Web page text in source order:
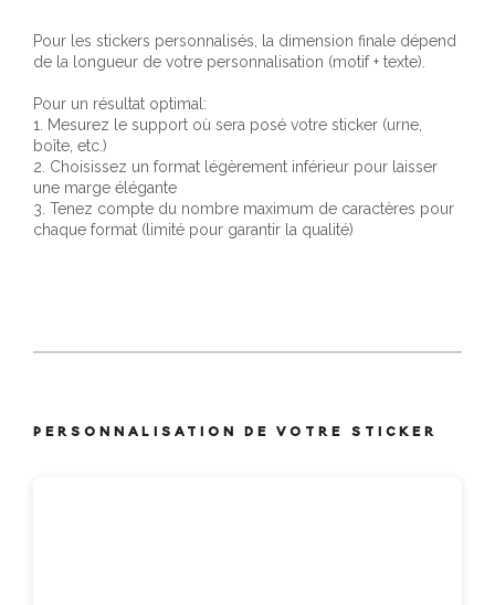
Pour les stickers personnalisés, la dimension finale dépend
de la longueur de votre personnalisation (motif + texte).
Pour un résultat optimal:
1. Mesurez le support où sera posé votre sticker (urne,
boîte, etc.)
2. Choisissez un format légèrement inférieur pour laisser
une marge élégante
3. Tenez compte du nombre maximum de caractères pour
chaque format (limité pour garantir la qualité)
PERSONNALISATION DE VOTRE STICKER